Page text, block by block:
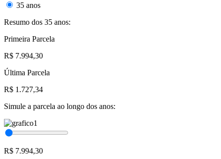
35 anos
Resumo dos 35 anos:
Primeira Parcela
R$ 7.994,30
Última Parcela
R$ 1.727,34
Simule a parcela ao longo dos anos:
R$ 7.994,30